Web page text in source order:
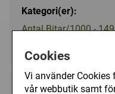
Cookies
Vi använder
vår webbutik samt
Kategori(er):
Antal Bitar/1000 -